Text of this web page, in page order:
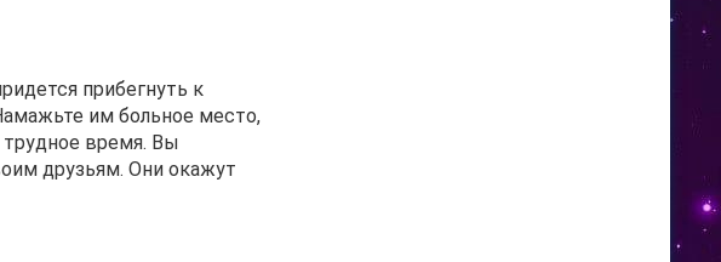
прибегнуть к
им больное место,
время. Вы
друзьям. Они окажут